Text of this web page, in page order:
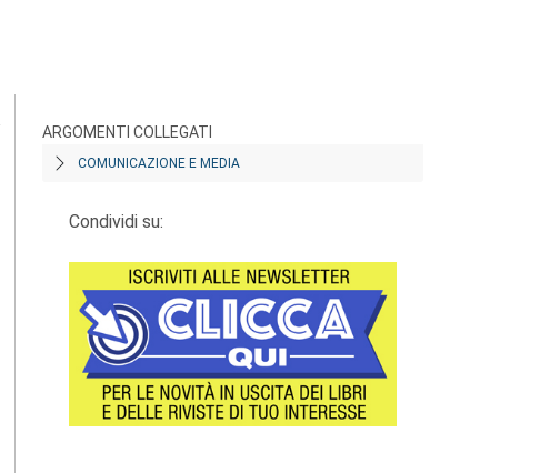
ARGOMENTI COLLEGATI
COMUNICAZIONE E MEDIA
Condividi su: